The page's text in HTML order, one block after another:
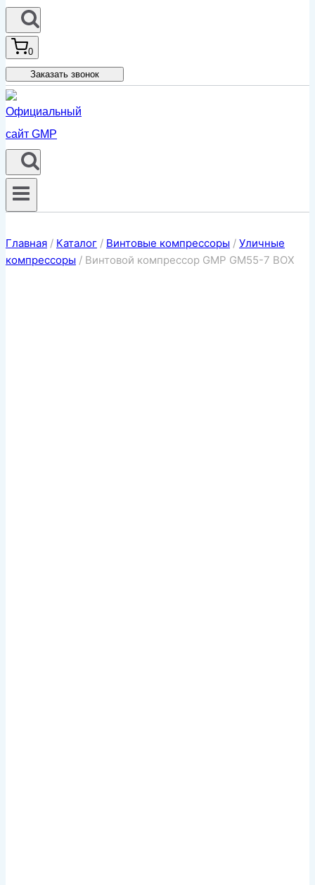
0
Заказать звонок
Главная / Каталог / Винтовые компрессоры / Уличные
компрессоры / Винтовой компрессор GMP GM55-7 BOX